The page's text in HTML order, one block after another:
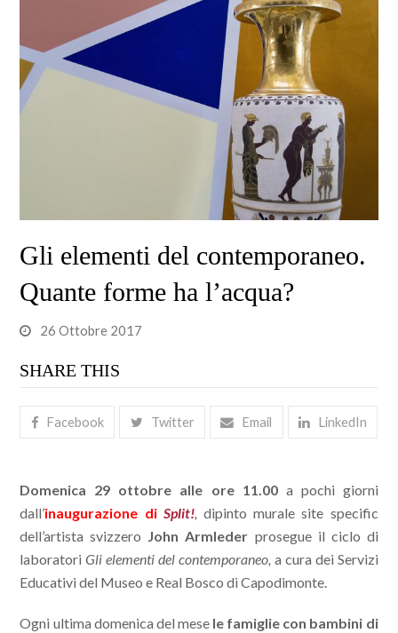
Gli elementi del contemporaneo.
Quante forme ha l’acqua?
26 Ottobre 2017
SHARE THIS
Facebook Twitter Email LinkedIn
Domenica 29 ottobre alle ore 11.00a pochi giorni
dall’inaugurazione di Split!, dipinto murale site specific
dell’artista svizzero John Armleder prosegue il ciclo di
laboratoriGli elementi del contemporaneo, a cura dei Servizi
Educativi del Museo e Real Bosco di Capodimonte.
Ogni ultima domenica del mese le famiglie con bambini di